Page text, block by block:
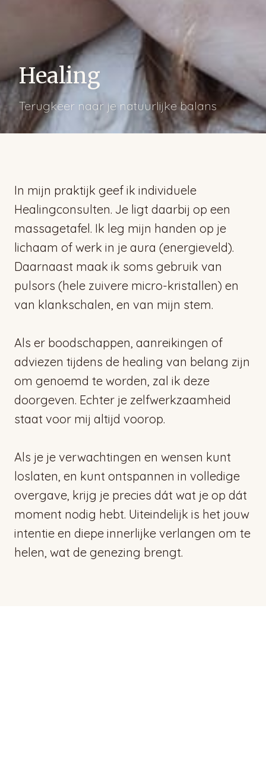
Healing
Terugkeer naar je natuurlijke balans
In mijn praktijk geef ik individuele
Healingconsulten. Je ligt daarbij op een
massagetafel. Ik leg mijn handen op je
lichaam of werk in je aura (energieveld).
Daarnaast maak ik soms gebruik van
pulsors (hele zuivere micro-kristallen) en
van klankschalen, en van mijn stem.
Als er boodschappen, aanreikingen of
adviezen tijdens de healing van belang zijn
om genoemd te worden, zal ik deze
doorgeven. Echter je zelfwerkzaamheid
staat voor mij altijd voorop.
Als je je verwachtingen en wensen kunt
loslaten, en kunt ontspannen in volledige
overgave, krijg je precies dát wat je op dát
moment nodig hebt. Uiteindelijk is het jouw
intentie en diepe innerlijke verlangen om te
helen, wat de genezing brengt.